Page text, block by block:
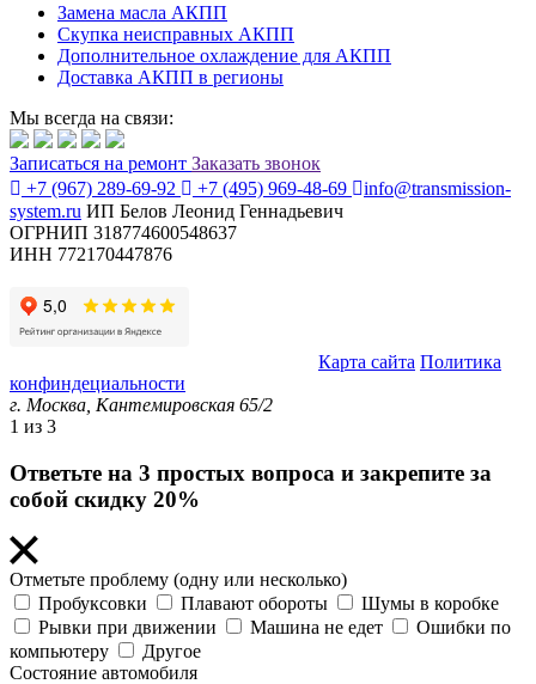
Замена масла АКПП
Скупка неисправных АКПП
Дополнительное охлаждение для АКПП
Доставка АКПП в регионы
Мы всегда на связи:
Записаться на ремонт Заказать звонок
+7 (967) 289-69-92
+7 (495) 969-48-69
info@transmission-
system.ru ИП Белов Леонид Геннадьевич
ОГРНИП 318774600548637
ИНН 772170447876
Карта сайта Политика
конфиндециальности
г. Москва, Кантемировская 65/2
1 из 3
Ответьте на 3 простых вопроса и закрепите за
собой скидку 20%
Отметьте проблему (одну или несколько)
Пробуксовки
Плавают обороты
Шумы в коробке
Рывки при движении
Машина не едет
Ошибки по
компьютеру
Другое
Состояние автомобиля